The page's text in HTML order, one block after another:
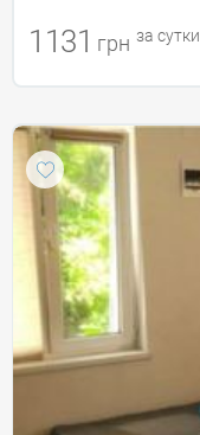
1131 грн за сутки